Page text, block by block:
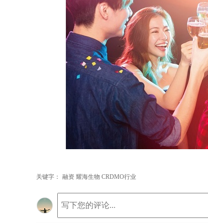
关键字： 融资 耀海生物 CRDMO行业
酒泉都市生态农业博览园建设项目
湖南省娄底市中心城区路网完善工程PPP项目
华亭工业园中小企业孵化基地建设项目
贞丰县茶旅一体化项目